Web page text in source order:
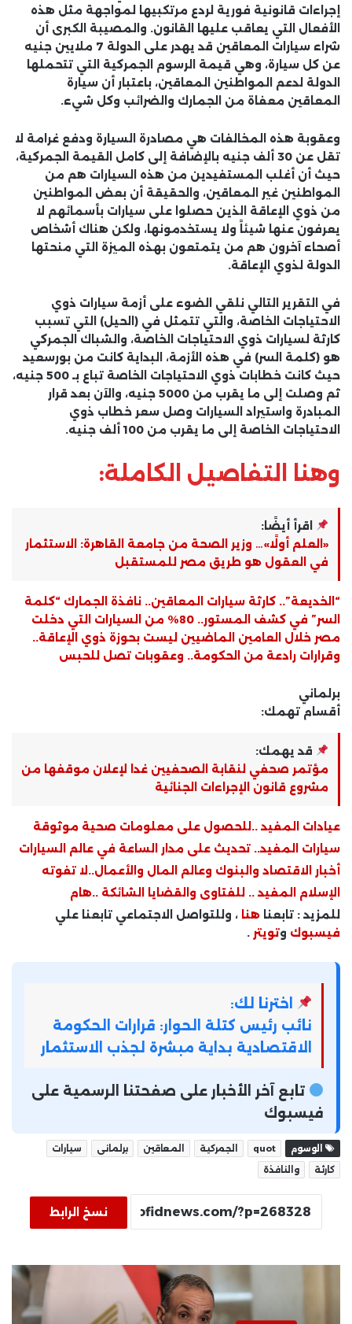
إجراءات قانونية فورية لردع مرتكبيها لمواجهة مثل هذه
الأفعال التي يعاقب عليها القانون. والمصيبة الكبرى أن
شراء سيارات المعاقين قد يهدر على الدولة 7 ملايين جنيه
عن كل سيارة، وهي قيمة الرسوم الجمركية التي تتحملها
الدولة لدعم المواطنين المعاقين، باعتبار أن سيارة
المعاقين معفاة من الجمارك والضرائب وكل شيء.
وعقوبة هذه المخالفات هي مصادرة السيارة ودفع غرامة لا
تقل عن 30 ألف جنيه بالإضافة إلى كامل القيمة الجمركية،
حيث أن أغلب المستفيدين من هذه السيارات هم من
المواطنين غير المعاقين، والحقيقة أن بعض المواطنين
من ذوي الإعاقة الذين حصلوا على سيارات بأسمائهم لا
يعرفون عنها شيئاً ولا يستخدمونها، ولكن هناك أشخاص
أصحاء آخرون هم من يتمتعون بهذه الميزة التي منحتها
الدولة لذوي الإعاقة.
في التقرير التالي نلقي الضوء على أزمة سيارات ذوي
الاحتياجات الخاصة، والتي تتمثل في (الحيل) التي تسبب
كارثة لسيارات ذوي الاحتياجات الخاصة، والشباك الجمركي
هو (كلمة السر) في هذه الأزمة، البداية كانت من بورسعيد
حيث كانت خطابات ذوي الاحتياجات الخاصة تباع بـ 500 جنيه،
ثم وصلت إلى ما يقرب من 5000 جنيه، والآن بعد قرار
المبادرة واستيراد السيارات وصل سعر خطاب ذوي
الاحتياجات الخاصة إلى ما يقرب من 100 ألف جنيه.
وهنا التفاصيل الكاملة:
اقرأ أيضًا:
«العلم أولًا»… وزير الصحة من جامعة القاهرة: الاستثمار
في العقول هو طريق مصر للمستقبل
“الخديعة”.. كارثة سيارات المعاقين.. نافذة الجمارك “كلمة
السر” في كشف المستور.. 80% من السيارات التي دخلت
مصر خلال العامين الماضيين ليست بحوزة ذوي الإعاقة..
وقرارات رادعة من الحكومة.. وعقوبات تصل للحبس
برلماني
أقسام تهمك:
قد يهمك:
مؤتمر صحفي لنقابة الصحفيين غدا لإعلان موقفها من
مشروع قانون الإجراءات الجنائية
عيادات المفيد ..للحصول على معلومات صحية موثوقة
سيارات المفيد.. تحديث على مدار الساعة في عالم السيارات
أخبار الاقتصاد والبنوك وعالم المال والأعمال..لا تفوته
الإسلام المفيد .. للفتاوى والقضايا الشائكة ..هام
للمزيد : تابعنا هنا ، وللتواصل الاجتماعي تابعنا علي
فيسبوك وتويتر .
اخترنا لك:
نائب رئيس كتلة الحوار: قرارات الحكومة
الاقتصادية بداية مبشرة لجذب الاستثمار
تابع آخر الأخبار على صفحتنا الرسمية على
فيسبوك
الوسوم quot الجمركية المعاقين برلمانى
سيارات
كارثة
والنافذة
نسخ الرابط